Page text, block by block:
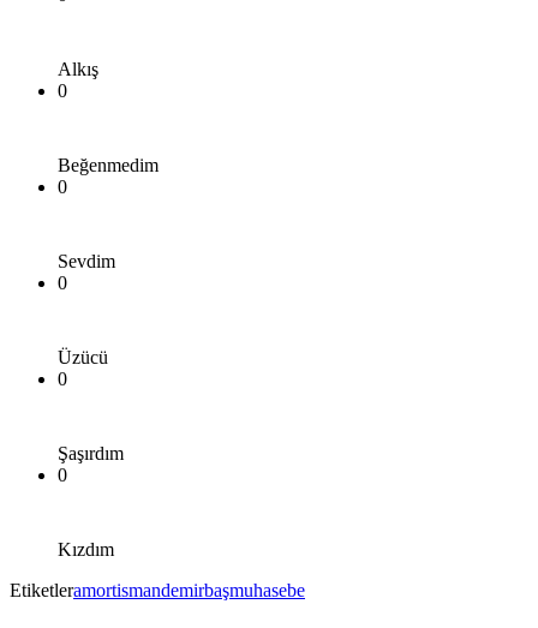
Alkış
0
Beğenmedim
0
Sevdim
0
Üzücü
0
Şaşırdım
0
Kızdım
Etiketleramortismandemirbaşmuhasebe